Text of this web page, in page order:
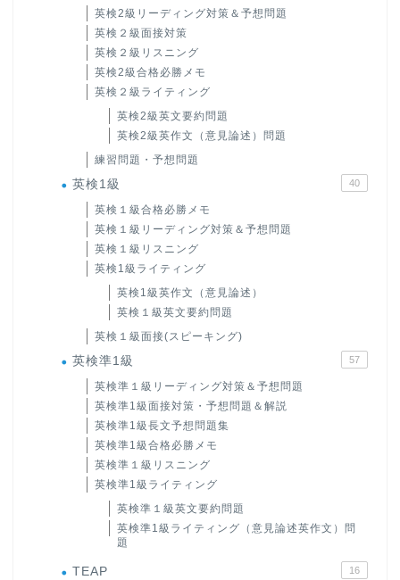
英検2級リーディング対策＆予想問題
英検２級面接対策
英検２級リスニング
英検2級合格必勝メモ
英検２級ライティング
英検2級英文要約問題
英検2級英作文（意見論述）問題
練習問題・予想問題
英検1級 40
英検１級合格必勝メモ
英検１級リーディング対策＆予想問題
英検１級リスニング
英検1級ライティング
英検1級英作文（意見論述）
英検１級英文要約問題
英検１級面接(スピーキング)
英検準1級 57
英検準１級リーディング対策＆予想問題
英検準1級面接対策・予想問題＆解説
英検準1級長文予想問題集
英検準1級合格必勝メモ
英検準１級リスニング
英検準1級ライティング
英検準１級英文要約問題
英検準1級ライティング（意見論述英作文）問
題
TEAP 16